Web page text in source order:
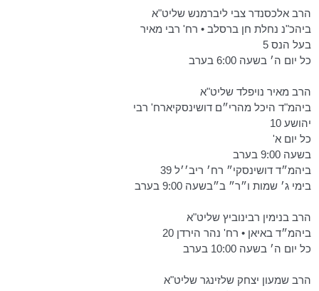
הרב אלכסנדר צבי ליברמנש שליט"א
ביהכ"נ נחלת חן ברסלב • רח' רבי מאיר
בעל הנס 5
כל יום ה׳ בשעה 6:00 בערב
הרב מאיר נויפלד שליט"א
ביהמ"ד היכל מהרי״ם דושינסקיארח' רבי
יהושע 10
כל יום א'
בשעה 9:00 בערב
ביהמ״ד דושינסקי״ רח׳ ריב׳׳ל 39
בימי ג׳ שמות ו״ר״ ב״בשעה 9:00 בערב
הרב בנימין רבינוביץ שליט"א
ביהמ״ד באיאן • רח' נהר הירדן 20
כל יום ה׳ בשעה 10:00 בערב
הרב שמעון יצחק שלזינגר שליט"א